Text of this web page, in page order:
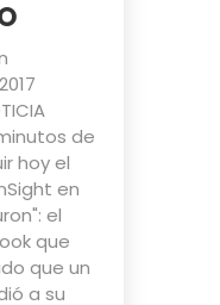
de
hoy el
en
el
que
que un
a su